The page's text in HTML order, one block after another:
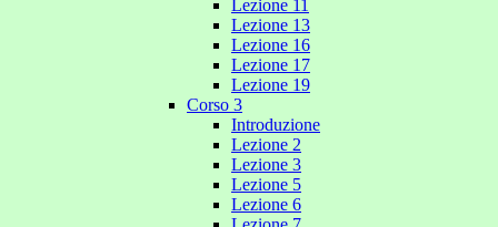
Lezione 11
Lezione 13
Lezione 16
Lezione 17
Lezione 19
Corso 3
Introduzione
Lezione 2
Lezione 3
Lezione 5
Lezione 6